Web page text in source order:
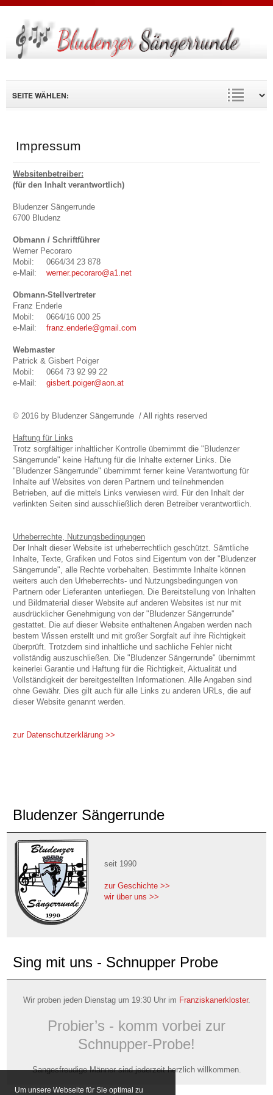
Um unsere Webseite für Sie optimal zu
Impressum
Websitenbetreiber:
(für den Inhalt verantwortlich)
Bludenzer Sängerrunde
6700 Bludenz
Obmann / Schriftführer
Werner Pecoraro
Mobil: 0664/34 23 878
e-Mail: werner.pecoraro@a1.net
Obmann-Stellvertreter
Franz Enderle
Mobil: 0664/16 000 25
e-Mail: franz.enderle@gmail.com
Webmaster
Patrick & Gisbert Poiger
Mobil: 0664 73 92 99 22
e-Mail: gisbert.poiger@aon.at
© 2016 by Bludenzer Sängerrunde / All rights reserved
Haftung für Links
Trotz sorgfältiger inhaltlicher Kontrolle übernimmt die "Bludenzer
Sängerrunde" keine Haftung für die Inhalte externer Links. Die
"Bludenzer Sängerrunde" übernimmt ferner keine Verantwortung für
Inhalte auf Websites von deren Partnern und teilnehmenden
Betrieben, auf die mittels Links verwiesen wird. Für den Inhalt der
verlinkten Seiten sind ausschließlich deren Betreiber verantwortlich.
Urheberrechte, Nutzungsbedingungen
Der Inhalt dieser Website ist urheberrechtlich geschützt. Sämtliche
Inhalte, Texte, Grafiken und Fotos sind Eigentum von der "Bludenzer
Sängerrunde", alle Rechte vorbehalten. Bestimmte Inhalte können
weiters auch den Urheberrechts- und Nutzungsbedingungen von
Partnern oder Lieferanten unterliegen. Die Bereitstellung von Inhalten
und Bildmaterial dieser Website auf anderen Websites ist nur mit
ausdrücklicher Genehmigung von der "Bludenzer Sängerrunde"
gestattet. Die auf dieser Website enthaltenen Angaben werden nach
bestem Wissen erstellt und mit großer Sorgfalt auf ihre Richtigkeit
überprüft. Trotzdem sind inhaltliche und sachliche Fehler nicht
vollständig auszuschließen. Die "Bludenzer Sängerrunde" übernimmt
keinerlei Garantie und Haftung für die Richtigkeit, Aktualität und
Vollständigkeit der bereitgestellten Informationen. Alle Angaben sind
ohne Gewähr. Dies gilt auch für alle Links zu anderen URLs, die auf
dieser Website genannt werden.
zur Datenschutzerklärung >>
Bludenzer Sängerrunde
seit 1990
zur Geschichte >>
wir über uns >>
Sing mit uns - Schnupper Probe
Wir proben jeden Dienstag um 19:30 Uhr im Franziskanerkloster.
Probier’s - komm vorbei zur
Schnupper-Probe!
Sangesfreudige Männer sind jederzeit herzlich willkommen.